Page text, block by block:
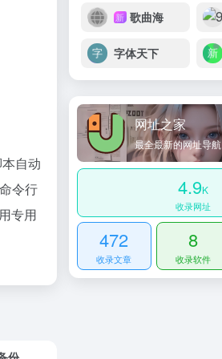
自动
令行
专用
新 歌曲海
字体天下
网址之家
最全最新的网址导航
4.9K
收录网址
472
收录文章
8
收录软件